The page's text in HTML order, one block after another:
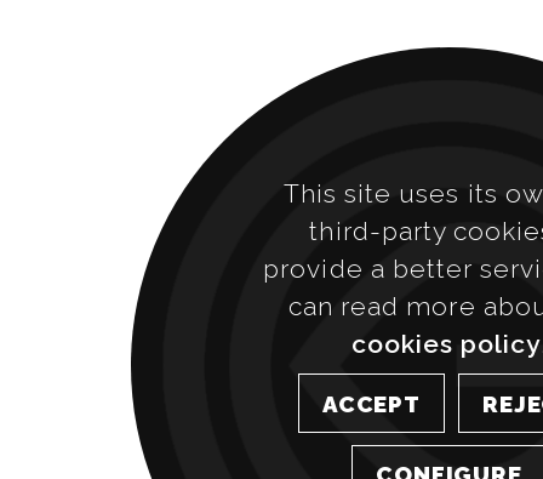
This site uses its
third-party
provide a better
can read more
cookies policy